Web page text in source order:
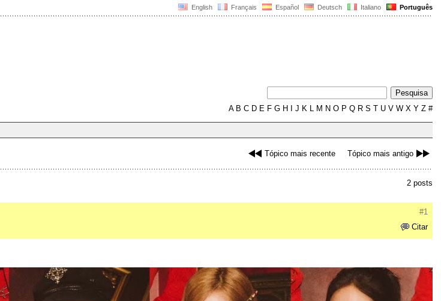
English Français Español Deutsch Italiano Português
AB C D E F G H J K L M N O P Q R S T U V W X Y Z #
Tópico mais recente Tópico mais antigo
2 posts
#1
Citar